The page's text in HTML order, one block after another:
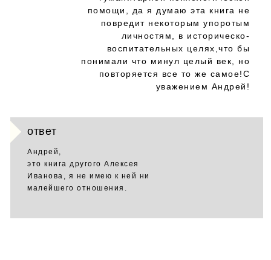
помощи, да я думаю эта книга не
повредит некоторым упоротым
личностям, в историческо-
воспитательных целях,что бы
понимали что минул целый век, но
повторяется все то же самое!С
уважением Андрей!
ответ
Андрей,
это книга другого Алексея
Иванова, я не имею к ней ни
малейшего отношения.